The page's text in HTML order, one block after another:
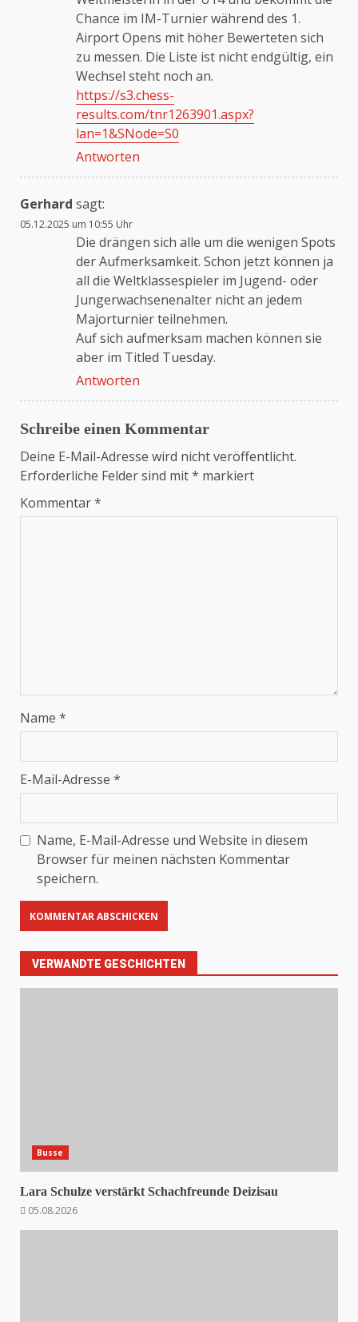
Chance im IM-Turnier während des 1.
Airport Opens mit höher Bewerteten sich
zu messen. Die Liste ist nicht endgültig, ein
Wechsel steht noch an.
https://s3.chess-
results.com/tnr1263901.aspx?
lan=1&SNode=S0
Antworten
Gerhard sagt:
05.12.2025 um 10:55 Uhr
Die drängen sich alle um die wenigen Spots
der Aufmerksamkeit. Schon jetzt können ja
all die Weltklassespieler im Jugend- oder
Jungerwachsenenalter nicht an jedem
Majorturnier teilnehmen.
Auf sich aufmerksam machen können sie
aber im Titled Tuesday.
Antworten
Schreibe einen Kommentar
Deine E-Mail-Adresse wird nicht veröffentlicht.
Erforderliche Felder sind mit* markiert
Kommentar*
Name *
E-Mail-Adresse *
Name, E-Mail-Adresse und Website in diesem
Browser für meinen nächsten Kommentar
speichern.
VERWANDTE GESCHICHTEN
Busse
Lara Schulze verstärkt Schachfreunde Deizisau
05.08.2026